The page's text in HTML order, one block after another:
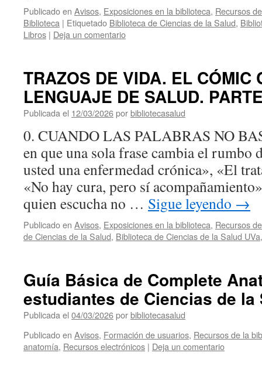
Publicado en Avisos, Exposiciones en la biblioteca, Recursos
Biblioteca | Etiquetado Biblioteca de Ciencias de la Salud,
Libros | Deja un comentario
TRAZOS DE VIDA. EL CÓMIC
LENGUAJE DE SALUD.
Publicada el 12/03/2026porbibliotecasalud
0. CUANDO LAS PALABRAS NO
en que una sola frase cambia el rumbo
usted una enfermedad crónica», «El
«No hay cura, pero sí
quien escucha no … Sigue leyendo →
Publicado en Avisos, Exposiciones en la biblioteca, Recursos
de Ciencias de la Salud, Biblioteca de Ciencias de la Salud UVa
Guía Básica de Complete
estudiantes de Ciencias de la
Publicada el 04/03/2026porbibliotecasalud
Publicado en Avisos, Formación de usuarios, Recursos de la
anatomía, Recursos electrónicos | Deja un comentario